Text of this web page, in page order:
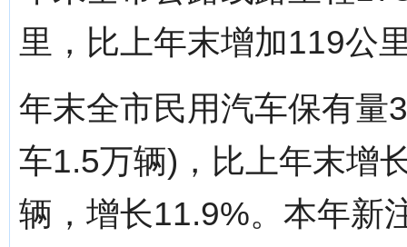
里，比上年末增加119公
年末全市民用汽车保有量
车1.5万辆)，比上年末增
辆，增长11.9%。本年新